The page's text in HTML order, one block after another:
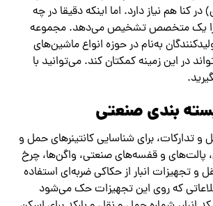
در کنا هم نیاز دارد. اما اینکه دقیقا در چه
را یک متخصص تشخیص می‌دهد. مجموعه
به‌نام در حوزه انواع ماشین‌های
در این زمینه کمکتان کند. می‌توانید با
بندی صنعتی
تدارکات، برای شناسایی کانتینرهای حمل و
پالت‌های و قفسه‌های صنعتی، واگن‌ها، چرخ
تجهیزات انبار از حکاکی ضربه‌ای استفاده
که روی این تجهیزات حک می‌شود